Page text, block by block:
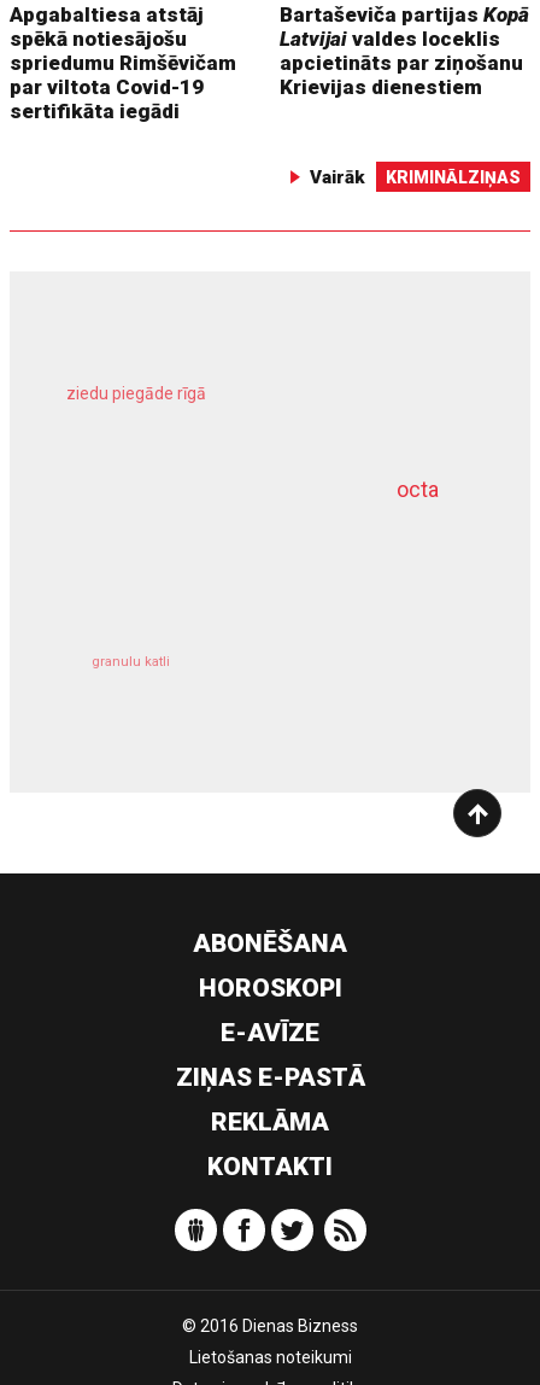
Apgabaltiesa atstāj
spēkā notiesājošu
spriedumu Rimšēvičam
par viltota Covid-19
sertifikāta iegādi
Bartaševiča partijasKopā
Latvijai valdes loceklis
apcietināts par ziņošanu
Krievijas dienestiem
Vairāk KRIMINĀLZIŅAS
octa
ziedu piegāde rīgā
granulu katli
dziļurbums
ABONĒŠANA
HOROSKOPI
E-AVĪZE
ZIŅAS E-PASTĀ
REKLĀMA
KONTAKTI
© 2016 Dienas Bizness
Lietošanas noteikumi